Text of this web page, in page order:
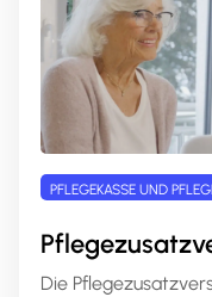
PFLEGEKASSE UND
Die